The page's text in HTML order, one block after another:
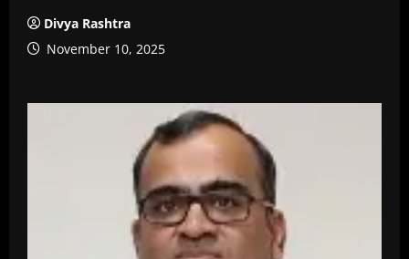
Divya Rashtra
November 10, 2025